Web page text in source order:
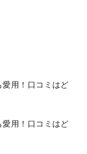
用！口コミはど
用！口コミはど